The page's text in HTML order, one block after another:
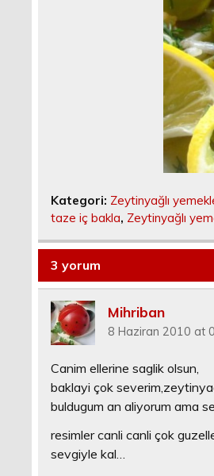
Kategori: Zeytinyağlı
taze iç bakla, Zeytinyağlı
3 yorum
Mihriban
8 Haziran 2010 at
Canim ellerine saglik olsun,
baklayi çok
buldugum an aliyorum ama
resimler canli canli çok
sevgiyle kal…